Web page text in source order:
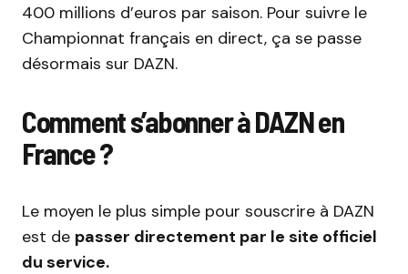
400 millions d’euros par saison. Pour suivre le
Championnat français en direct, ça se passe
désormais sur DAZN.
Comment s’abonner à DAZN en
France ?
Le moyen le plus simple pour souscrire à DAZN
est de passer directement par le site officiel
du service.